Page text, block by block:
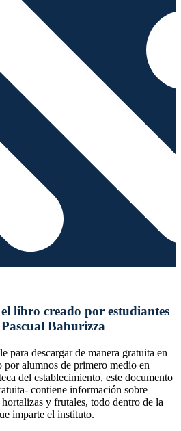
libro creado por estudiantes
Baburizza
para descargar de manera gratuita en
por alumnos de primero medio en
del establecimiento, este documento
contiene información sobre
y frutales, todo dentro de la
imparte el instituto.